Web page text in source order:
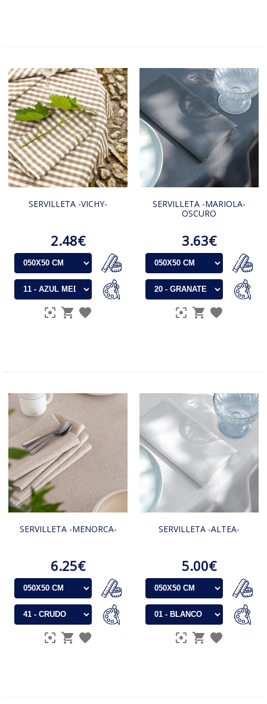
SERVILLETA -VICHY-
2.48€
SERVILLETA -MARIOLA-
OSCURO
3.63€
SERVILLETA -MENORCA-
6.25€
SERVILLETA -ALTEA-
5.00€